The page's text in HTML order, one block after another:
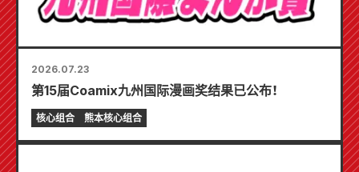
2026.07.23
第15届Coamix九州国际漫画奖结果已公布！
核心组合 熊本核心组合